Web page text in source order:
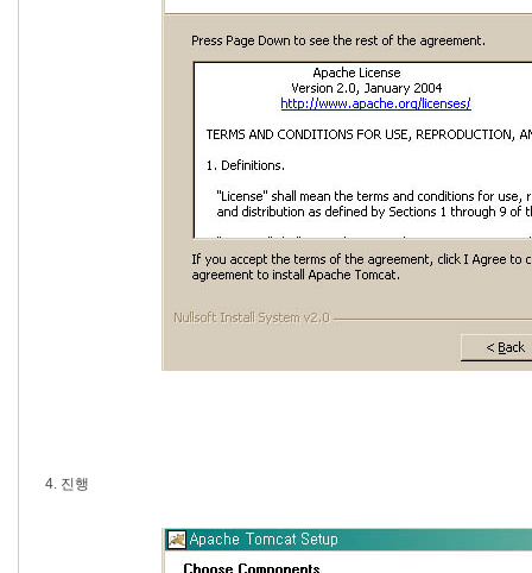
4. 진행